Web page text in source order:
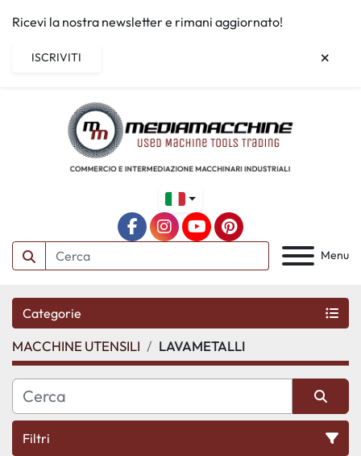
Ricevi la nostra newsletter e rimani aggiornato!
ISCRIVITI
Menu
facebookinstagram
youtubepinterest
Categorie
MACCHINE UTENSILI LAVAMETALLI
Filtri